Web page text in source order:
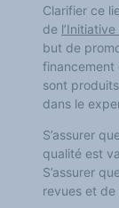
Clarifier ce
de
but de
financement
sont
dans le
S’assurer
qualité est
S’assurer
revues et